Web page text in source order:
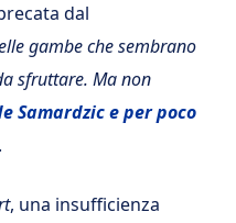
dal
gambe che sembrano
sfruttare. Ma non
Samardzic e per poco
, una insufficienza